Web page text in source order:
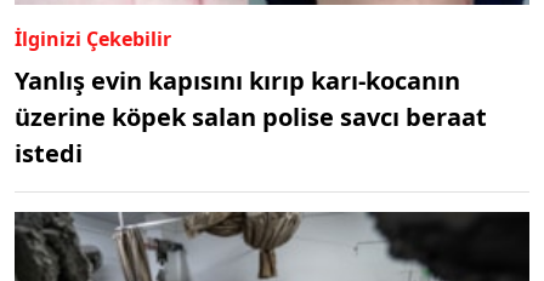
İlginizi Çekebilir
Yanlış evin kapısını kırıp karı-kocanın
üzerine köpek salan polise savcı beraat
istedi